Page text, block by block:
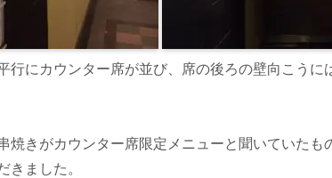
行にカウンター席が並び、席の後ろの壁向こうに
焼きがカウンター席限定メニューと聞いていたも
きました。